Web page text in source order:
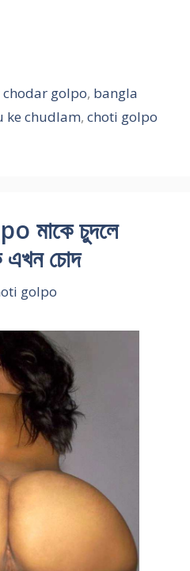
golpo, bangla
ke chudlam, choti golpo
মাকে চুদলে
এখন চোদ
golpo